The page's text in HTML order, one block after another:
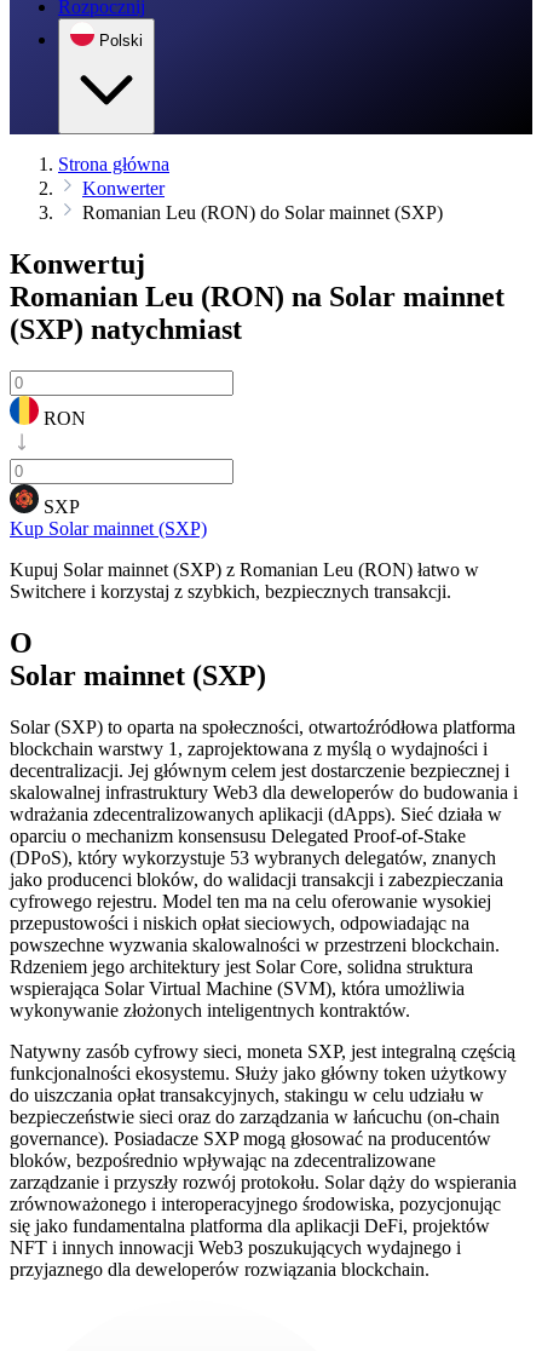
Rozpocznij
Polski
Strona główna
Konwerter
Romanian Leu (RON) do Solar mainnet (SXP)
Konwertuj
Romanian Leu (RON) na Solar mainnet
(SXP) natychmiast
RON
SXP
Kup Solar mainnet (SXP)
Kupuj Solar mainnet (SXP) z Romanian Leu (RON) łatwo w
Switchere i korzystaj z szybkich, bezpiecznych transakcji.
O
Solar mainnet (SXP)
Solar (SXP) to oparta na społeczności, otwartoźródłowa platforma
blockchain warstwy 1, zaprojektowana z myślą o wydajności i
decentralizacji. Jej głównym celem jest dostarczenie bezpiecznej i
skalowalnej infrastruktury Web3 dla deweloperów do budowania i
wdrażania zdecentralizowanych aplikacji (dApps). Sieć działa w
oparciu o mechanizm konsensusu Delegated Proof-of-Stake
(DPoS), który wykorzystuje 53 wybranych delegatów, znanych
jako producenci bloków, do walidacji transakcji i zabezpieczania
cyfrowego rejestru. Model ten ma na celu oferowanie wysokiej
przepustowości i niskich opłat sieciowych, odpowiadając na
powszechne wyzwania skalowalności w przestrzeni blockchain.
Rdzeniem jego architektury jest Solar Core, solidna struktura
wspierająca Solar Virtual Machine (SVM), która umożliwia
wykonywanie złożonych inteligentnych kontraktów.
Natywny zasób cyfrowy sieci, moneta SXP, jest integralną częścią
funkcjonalności ekosystemu. Służy jako główny token użytkowy
do uiszczania opłat transakcyjnych, stakingu w celu udziału w
bezpieczeństwie sieci oraz do zarządzania w łańcuchu (on-chain
governance). Posiadacze SXP mogą głosować na producentów
bloków, bezpośrednio wpływając na zdecentralizowane
zarządzanie i przyszły rozwój protokołu. Solar dąży do wspierania
zrównoważonego i interoperacyjnego środowiska, pozycjonując
się jako fundamentalna platforma dla aplikacji DeFi, projektów
NFT i innych innowacji Web3 poszukujących wydajnego i
przyjaznego dla deweloperów rozwiązania blockchain.